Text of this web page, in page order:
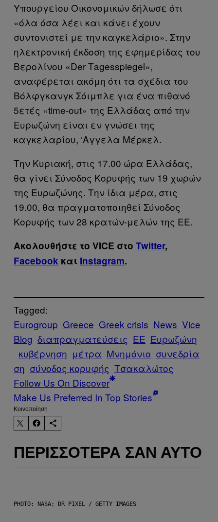
Υπουργείου Οικονομικών δήλωσε ότι
«όλα όσα λέει και κάνει έχουν
συντονιστεί με την καγκελάριο». Στην
ηλεκτρονική έκδοση της εφημερίδας του
Βερολίνου «Der Τagesspiegel»,
αναφέρεται ακόμη ότι τα σχέδια του
Βόλφγκανγκ Σόιμπλε για ένα πιθανό
5ετές «time-out» της Ελλάδας από την
Ευρωζώνη είναι εν γνώσει της
καγκελαρίου, ‘Αγγελα Μέρκελ.
Tην Κυριακή, στις 17.00 ώρα Ελλάδας,
θα γίνει Σύνοδος Κορυφής των 19 χωρών
της Ευρωζώνης. Την ίδια μέρα, στις
19.00, θα πραγματοποιηθεί Σύνοδος
Κορυφής των 28 κρατών-μελών της ΕΕ.
Ακολουθήστε το VICE στο Twitter,
Facebook και Instagram.
Tagged:
Eurogroup Greece Greek crisis News Vice
Blog διαπραγματεύσεις ΕΕ Ευρωζώνη
κυβέρνηση μέτρα Μνημόνιο συνεδρία
ση σύνοδος κορυφής Τσακαλώτος
Follow Us On Discover
Make Us Preferred In Top Stories
Kοινοποίηση
ΠΕΡΙΣΣΌΤΕΡΑ ΣΑΝ ΑΥΤΌ
PHOTO: NASA; DR PIXEL / GETTY IMAGES